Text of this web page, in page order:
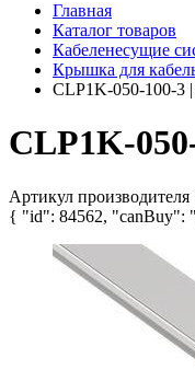
Главная
Каталог товаров
Кабеленесущие
Крышка для
CLP1K-050-100-3
CLP1K-
Артикул производителя
{ "id": 84562, "canBuy":